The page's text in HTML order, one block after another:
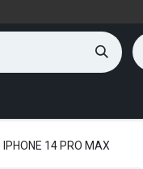
IPHONE 14 PRO MAX